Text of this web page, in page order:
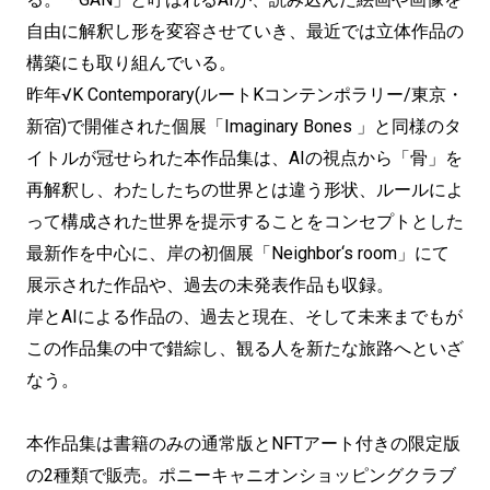
自由に解釈し形を変容させていき、最近では立体作品の
構築にも取り組んでいる。
昨年√K Contemporary(ルートKコンテンポラリー/東京・
新宿)で開催された個展「Imaginary Bones 」と同様のタ
イトルが冠せられた本作品集は、AIの視点から「骨」を
再解釈し、わたしたちの世界とは違う形状、ルールによ
って構成された世界を提示することをコンセプトとした
最新作を中心に、岸の初個展「Neighbor‘s room」にて
展示された作品や、過去の未発表作品も収録。
岸とAIによる作品の、過去と現在、そして未来までもが
この作品集の中で錯綜し、観る人を新たな旅路へといざ
なう。
本作品集は書籍のみの通常版とNFTアート付きの限定版
の2種類で販売。ポニーキャニオンショッピングクラブ